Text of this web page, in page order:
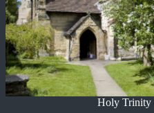
Holy Trinity